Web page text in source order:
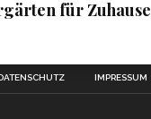
für Zuhause
IMPRESSUM